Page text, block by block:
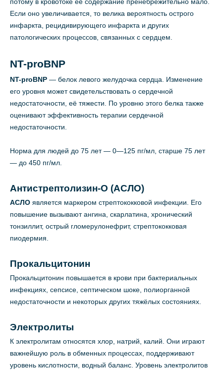
Если оно увеличивается, то велика вероятность острого
инфаркта, рецидивирующего инфаркта и других
патологических процессов, связанных с сердцем.
NT-proBNP
NT-proBNP — белок левого желудочка сердца. Изменение
его уровня может свидетельствовать о сердечной
недостаточности, её тяжести. По уровню этого белка также
оценивают эффективность терапии сердечной
недостаточности.
Норма для людей до 75 лет — 0—125 пг/мл, старше 75 лет
— до 450 пг/мл.
Антистрептолизин-О (АСЛО)
АСЛО является маркером стрептококковой инфекции. Его
повышение вызывают ангина, скарлатина, хронический
тонзиллит, острый гломерулонефрит, стрептококковая
пиодермия.
Прокальцитонин
Прокальцитонин повышается в крови при бактериальных
инфекциях, сепсисе, септическом шоке, полиорганной
недостаточности и некоторых других тяжёлых состояниях.
Электролиты
К электролитам относятся хлор, натрий, калий. Они играют
важнейшую роль в обменных процессах, поддерживают
уровень кислотности, водный баланс. Уровень электролитов